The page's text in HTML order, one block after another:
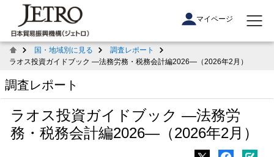
マイページ
国・地域別に見る
調査レポート
ラオス投資ガイドブック ―法務労務・税務会計編2026―（2026年2月）
調査レポート
ラオス投資ガイドブック ―法務労
務・税務会計編2026―（2026年2月）